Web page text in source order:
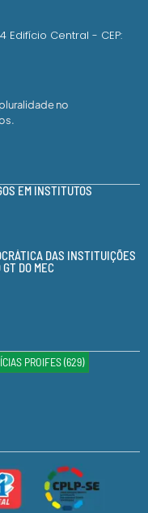
Edifício Central - CEP:
no
EM INSTITUTOS
DAS INSTITUIÇÕES
DO MEC
PROIFES(629)